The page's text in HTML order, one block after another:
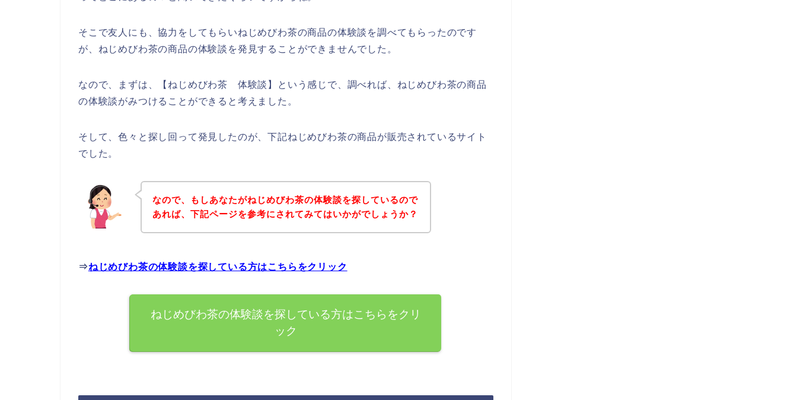
そこで友人にも、協力をしてもらいねじめびわ茶の商品の体験談を調べてもらったのです
が、ねじめびわ茶の商品の体験談を発見することができませんでした。
なので、まずは、【ねじめびわ茶 体験談】という感じで、調べれば、ねじめびわ茶の商品
の体験談がみつけることができると考えました。
そして、色々と探し回って発見したのが、下記ねじめびわ茶の商品が販売されているサイト
でした。
なので、もしあなたがねじめびわ茶の体験談を探しているので
あれば、下記ページを参考にされてみてはいかがでしょうか？
⇒ねじめびわ茶の体験談を探している方はこちらをクリック
ねじめびわ茶の体験談を探している方はこちらをクリ
ック